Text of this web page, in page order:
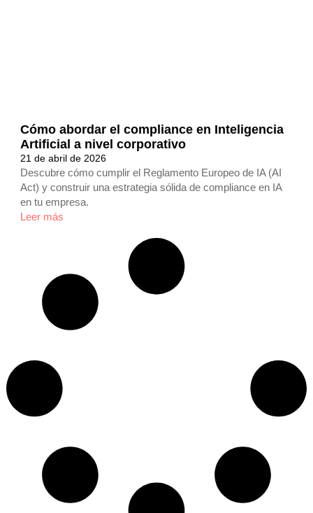
Cómo abordar el compliance en Inteligencia
Artificial a nivel corporativo
21 de abril de 2026
Descubre cómo cumplir el Reglamento Europeo de IA (AI
Act) y construir una estrategia sólida de compliance en IA
en tu empresa.
Leer más